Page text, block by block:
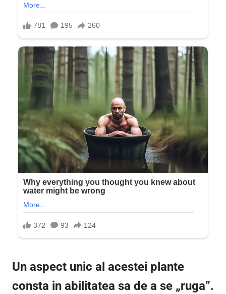
Un aspect unic al acestei plante
consta in abilitatea sa de a se „ruga”.